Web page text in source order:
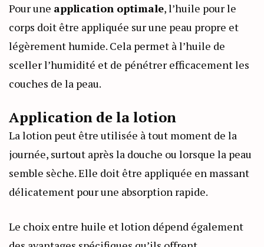
Pour une application optimale, l’huile pour le
corps doit être appliquée sur une peau propre et
légèrement humide. Cela permet à l’huile de
sceller l’humidité et de pénétrer efficacement les
couches de la peau.
Application de la lotion
La lotion peut être utilisée à tout moment de la
journée, surtout après la douche ou lorsque la peau
semble sèche. Elle doit être appliquée en massant
délicatement pour une absorption rapide.
Le choix entre huile et lotion dépend également